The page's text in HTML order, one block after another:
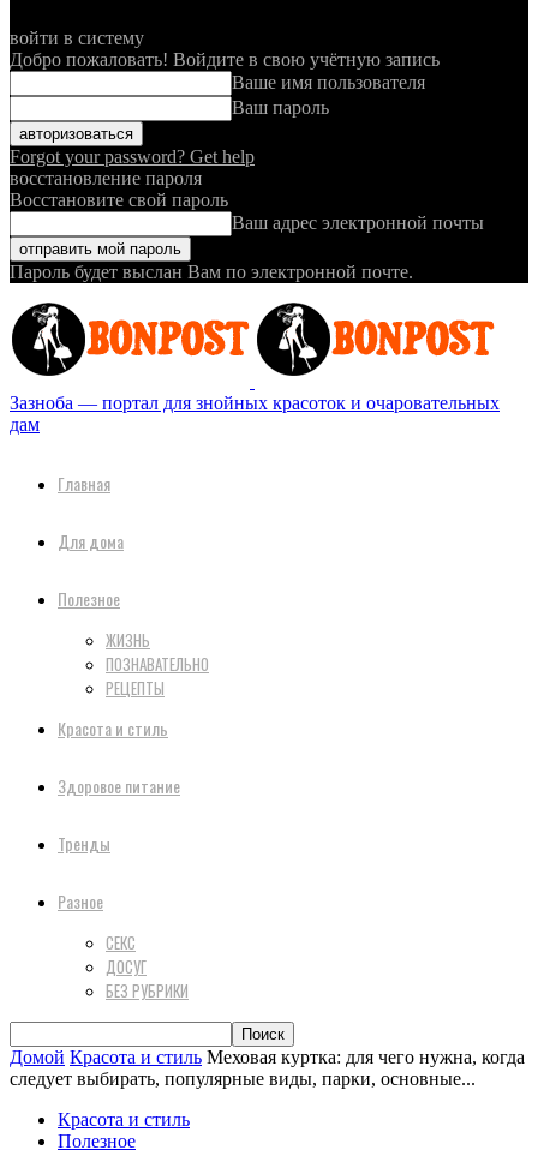
войти в систему
Добро пожаловать! Войдите в свою учётную запись
Ваше имя пользователя
Ваш пароль
Forgot your password? Get help
восстановление пароля
Восстановите свой пароль
Ваш адрес электронной почты
Пароль будет выслан Вам по электронной почте.
Зазноба — портал для знойных красоток и очаровательных
дам
Главная
Для дома
Полезное
ЖИЗНЬ
ПОЗНАВАТЕЛЬНО
РЕЦЕПТЫ
Красота и стиль
Здоровое питание
Тренды
Разное
СЕКС
ДОСУГ
БЕЗ РУБРИКИ
Домой Красота и стиль Меховая куртка: для чего нужна, когда
следует выбирать, популярные виды, парки, основные...
Красота и стиль
Полезное